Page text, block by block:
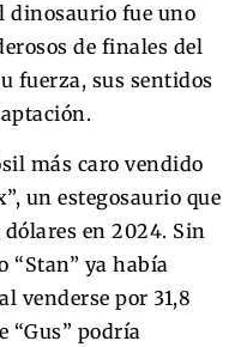
dinosaurio fue uno
de finales del
fuerza, sus sentidos
más caro vendido
un estegosaurio que
en 2024. Sin
“Stan” ya había
venderse por 31,8
“Gus” podría